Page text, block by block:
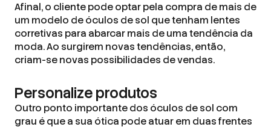
Afinal, o cliente pode optar pela compra de mais de
um modelo de óculos de sol que tenham lentes
corretivas para abarcar mais de uma tendência da
moda. Ao surgirem novas tendências, então,
criam-se novas possibilidades de vendas.
Personalize produtos
Outro ponto importante dos óculos de sol com
grau é que a sua ótica pode atuar em duas frentes